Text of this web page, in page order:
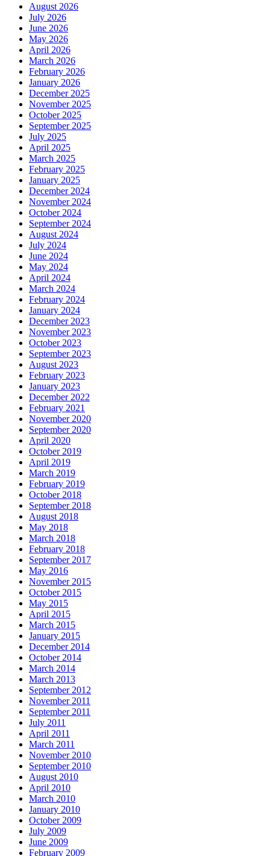
August 2026
July 2026
June 2026
May 2026
April 2026
March 2026
February 2026
January 2026
December 2025
November 2025
October 2025
September 2025
July 2025
April 2025
March 2025
February 2025
January 2025
December 2024
November 2024
October 2024
September 2024
August 2024
July 2024
June 2024
May 2024
April 2024
March 2024
February 2024
January 2024
December 2023
November 2023
October 2023
September 2023
August 2023
February 2023
January 2023
December 2022
February 2021
November 2020
September 2020
April 2020
October 2019
April 2019
March 2019
February 2019
October 2018
September 2018
August 2018
May 2018
March 2018
February 2018
September 2017
May 2016
November 2015
October 2015
May 2015
April 2015
March 2015
January 2015
December 2014
October 2014
March 2014
March 2013
September 2012
November 2011
September 2011
July 2011
April 2011
March 2011
November 2010
September 2010
August 2010
April 2010
March 2010
January 2010
October 2009
July 2009
June 2009
February 2009